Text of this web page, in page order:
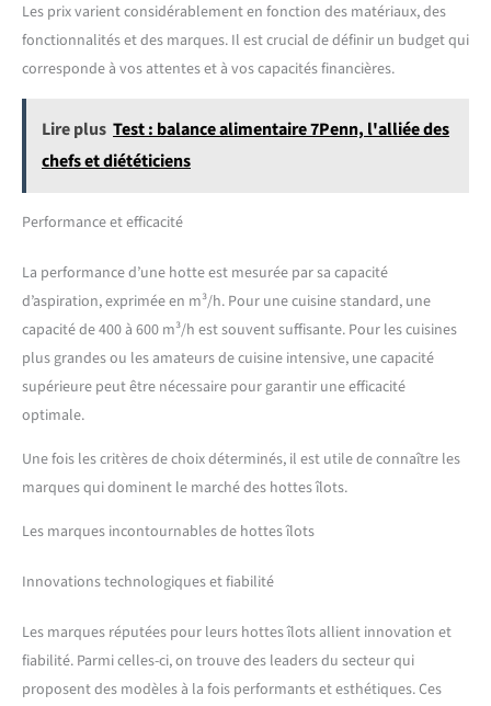
Les prix varient considérablement en fonction des matériaux, des
fonctionnalités et des marques. Il est crucial de définir un budget qui
corresponde à vos attentes et à vos capacités financières.
Lire plus Test : balance alimentaire 7Penn, l'alliée des
chefs et diététiciens
Performance et efficacité
La performance d’une hotte est mesurée par sa capacité
d’aspiration, exprimée en m³/h. Pour une cuisine standard, une
capacité de 400 à 600 m³/h est souvent suffisante. Pour les cuisines
plus grandes ou les amateurs de cuisine intensive, une capacité
supérieure peut être nécessaire pour garantir une efficacité
optimale.
Une fois les critères de choix déterminés, il est utile de connaître les
marques qui dominent le marché des hottes îlots.
Les marques incontournables de hottes îlots
Innovations technologiques et fiabilité
Les marques réputées pour leurs hottes îlots allient innovation et
fiabilité. Parmi celles-ci, on trouve des leaders du secteur qui
proposent des modèles à la fois performants et esthétiques. Ces